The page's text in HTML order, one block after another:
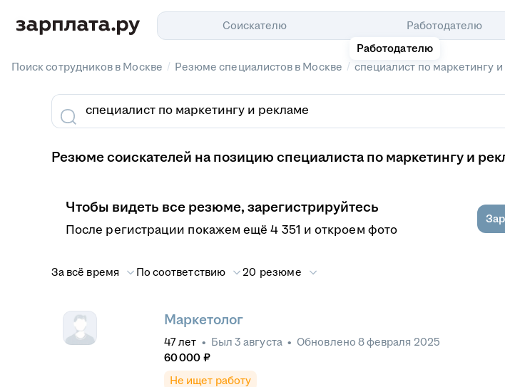
Соискателю
Работодателю
Работодателю
Поиск сотрудников в Москве / Резюме специалистов в Москве / специалист по маркетингу
Резюме соискателей на позицию специалиста по маркетингу и
Чтобы видеть все резюме, зарегистрируйтесь
После регистрации покажем ещё 4 351 и откроем фото
За всё время По соответствию 20 резюме
Маркетолог
47лет • Был 3 августа • Обновлено 8 февраля 2025
60 000 ₽
Не ищет работу